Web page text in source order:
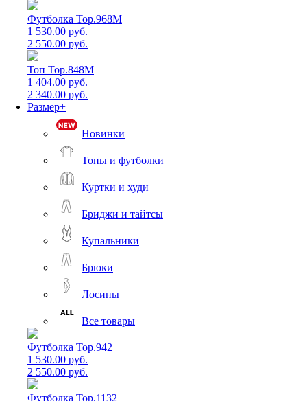
Футболка Top.968M
1 530.00 руб.
2 550.00 руб.
Топ Top.848M
1 404.00 руб.
2 340.00 руб.
Размер+
Новинки
Топы и футболки
Куртки и худи
Бриджи и тайтсы
Купальники
Брюки
Лосины
Все товары
Футболка Top.942
1 530.00 руб.
2 550.00 руб.
Футболка Top.1132